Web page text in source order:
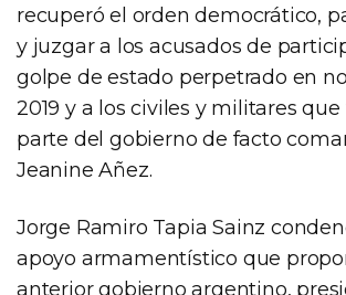
recuperó el orden democrático,
y juzgar a los acusados de
golpe de estado perpetrado en
2019 y a los civiles y militares
parte del gobierno de facto
Jeanine Añez.
Jorge Ramiro Tapia Sainz
apoyo armamentístico que
anterior gobierno argentino,